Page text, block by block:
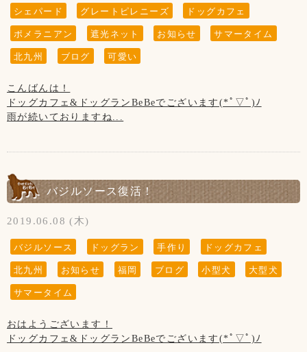
※ラストオーダーは20:00です。
※雨天時は20:00までの営業です。
(ラストオーダー19:00)
↓寝相までシンクロしてますww
10月からの消費税増税に伴いまして、
10月1日(火)より当店も価格変更させていただきます。ご了承
くださいませ。
・カフェメニュー
・トリミング(基本料金)
6月1日(土)～9月30(月)の期間中は、営業時間が変わります！
・平日12:00～21:00(ドッグラン11:00～)
・土日祝11:00～21:00(ドッグラン10:00～)
※ラストオーダーは20:00です。
※雨天時は20:00までの営業です。
(ラストオーダー19:00)
シェパード グレートピレニーズ ドッグカフェ
ポメラニアン 遮光ネット お知らせ サマータイム
北九州 ブログ 可愛い
こんばんは！
ドッグカフェ&ドッグランBeBeでございます(*ﾟ▽ﾟ)ﾉ
雨が続いておりますね...
熊本から来てくれる大河くん！
56㌔...∑(๑º口º๑)!!
BeBeが小さく見えます笑
ボーダーコリーのエマちゃんは、ひとが大好き！！
な女の子でした( *´︶`*)
【7月の店休日】
4日、11日、18日、25日の木曜日と
【お知らせ】
バジルソース復活！
2019.06.08 (木)
バジルソース ドッグラン 手作り ドッグカフェ
北九州 お知らせ 福岡 ブログ 小型犬 大型犬
サマータイム
おはようございます！
ドッグカフェ&ドッグランBeBeでございます(*ﾟ▽ﾟ)ﾉ